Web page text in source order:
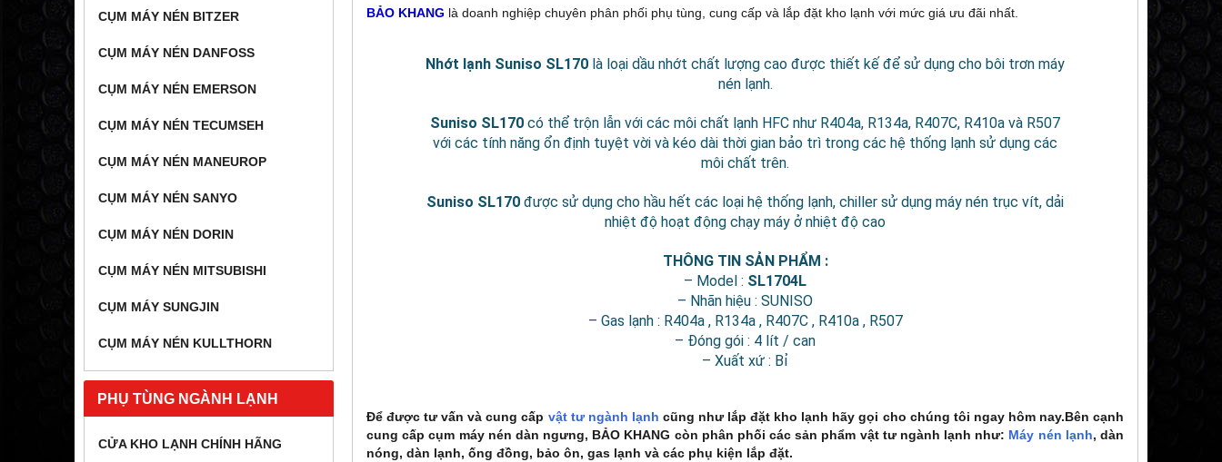
CỤM MÁY NÉN BITZER
CỤM MÁY NÉN DANFOSS
CỤM MÁY NÉN EMERSON
CỤM MÁY NÉN TECUMSEH
CỤM MÁY NÉN MANEUROP
CỤM MÁY NÉN SANYO
CỤM MÁY NÉN DORIN
CỤM MÁY NÉN MITSUBISHI
CỤM MÁY SUNGJIN
CỤM MÁY NÉN KULLTHORN
PHỤ TÙNG NGÀNH LẠNH
CỬA KHO LẠNH CHÍNH HÃNG
BẢO KHANG là doanh nghiệp chuyên phân phối phụ tùng, cung cấp và lắp đặt kho lạnh với mức giá ưu đãi nhất.
Nhớt lạnh Suniso SL170 là loại dầu nhớt chất lượng cao được thiết kế để sử dụng cho bôi trơn máy
nén lạnh.
Suniso SL170 có thể trộn lẫn với các môi chất lạnh HFC như R404a, R134a, R407C, R410a và R507
với các tính năng ổn định tuyệt vời và kéo dài thời gian bảo trì trong các hệ thống lạnh sử dụng các
môi chất trên.
Suniso SL170 được sử dụng cho hầu hết các loại hệ thống lạnh, chiller sử dụng máy nén trục vít, dải
nhiệt độ hoạt động chạy máy ở nhiệt độ cao
THÔNG TIN SẢN PHẨM :
– Model : SL1704L
– Nhãn hiệu : SUNISO
– Gas lạnh : R404a , R134a , R407C , R410a , R507
– Đóng gói : 4 lít / can
– Xuất xứ : Bỉ
Để được tư vấn và cung cấp vật tư ngành lạnh cũng như lắp đặt kho lạnh hãy gọi cho chúng tôi ngay hôm nay.Bên cạnh
cung cấp cụm máy nén dàn ngưng, BẢO KHANG còn phân phối các sản phẩm vật tư ngành lạnh như: Máy nén lạnh, dàn
nóng, dàn lạnh, ống đồng, bảo ôn, gas lạnh và các phụ kiện lắp đặt.